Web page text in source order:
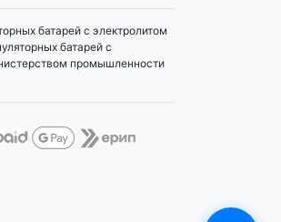
батарей с электролитом
батарей с
промышленности